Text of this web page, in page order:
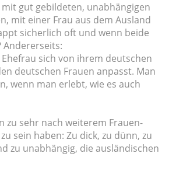
gut gebildeten, unabhängigen
mit einer Frau aus dem Ausland
sicherlich oft und wenn beide
Andererseits:
sich von ihrem deutschen
deutschen Frauen anpasst. Man
wenn man erlebt, wie es auch
sehr nach weiterem Frauen-
sein haben: Zu dick, zu dünn, zu
zu unabhängig, die ausländischen